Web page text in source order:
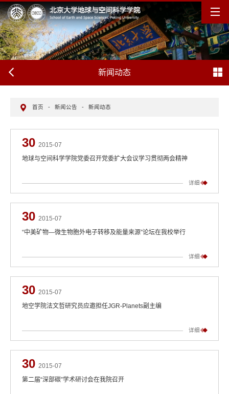
新闻动态
首页 - 新闻公告 - 新闻动态
30 2015-07
地球与空间科学学院党委召开党委扩大会议学习贯彻两会精神
详细
30 2015-07
“中美矿物—微生物胞外电子转移及能量来源”论坛在我校举行
详细
30 2015-07
地空学院法文哲研究员应邀担任JGR-Planets副主编
详细
30 2015-07
第二届“深部碳”学术研讨会在我院召开